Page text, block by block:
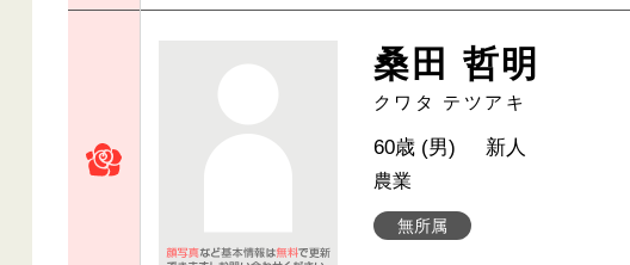
桑田 哲明
クワタ テツアキ
無所属
60歳 (男) 新人
農業